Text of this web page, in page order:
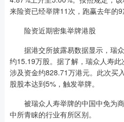
来险资已经举牌11次，跑赢去年的9
险资近期密集举牌港股
据港交所披露易数据显示，瑞
约15.19万股。据了解，瑞众人寿此
涉及资金约828.71万港元。此次买
股股本达到5%，触发举牌。
被瑞众人寿举牌的中国中免为商
中所青睐的行业有所区别。